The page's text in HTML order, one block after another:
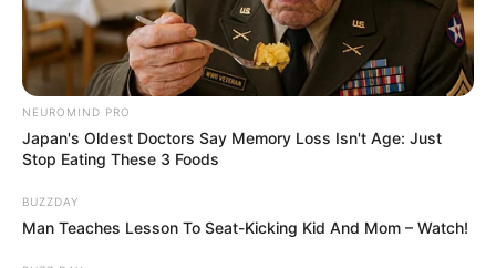
szakemberek azon, hogy a béremelés gazdaságilag
is kezelhető legyen.
A jelenlegi kormányzati program más számokkal
számol 2027-re
A mostani kormányzati béremelési program ettől
eltérő pályát mutat. A kormány tájékoztatása
NEUROMIND PRO
Japan's Oldest Doctors Say Memory Loss Isn't Age: Just
Stop Eating These 3 Foods
BUZZDAY
Man Teaches Lesson To Seat-Kicking Kid And Mom – Watch!